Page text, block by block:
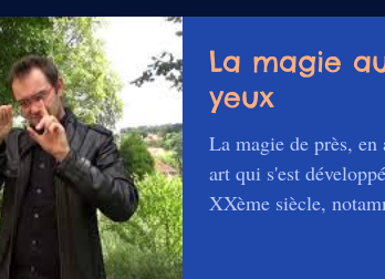
La magie
yeux
La magie de près, en
art qui s'est
XXème siècle,